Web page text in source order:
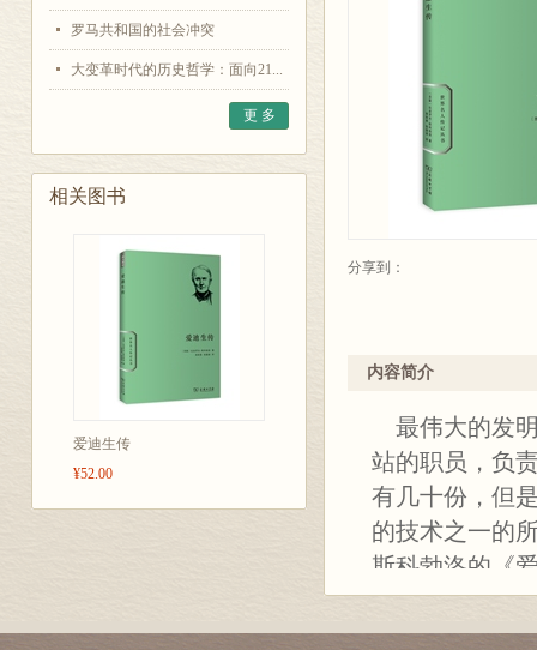
罗马共和国的社会冲突
大变革时代的历史哲学：面向21...
更 多
相关图书
爱迪生传
¥52.00
分享到：
内容简介
最伟大的发
站的职员，负
有几十份，但
的技术之一的
斯科勃洛的《
到辞世的84年
果，以之告诉